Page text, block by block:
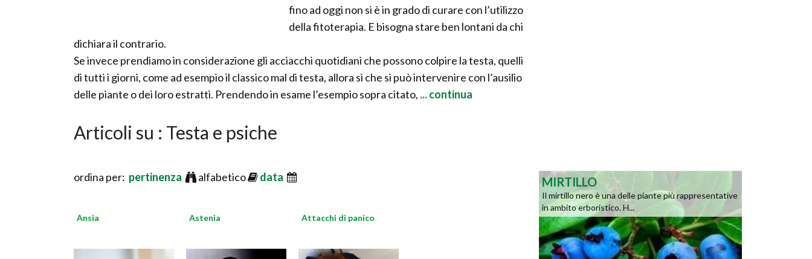
fino ad oggi non si è in grado di curare con l’utilizzo
della fitoterapia. E bisogna stare ben lontani da chi
dichiara il contrario.
Se invece prendiamo in considerazione gli acciacchi quotidiani che possono colpire la testa, quelli
di tutti i giorni, come ad esempio il classico mal di testa, allora sì che si può intervenire con l’ausilio
delle piante o dei loro estratti. Prendendo in esame l’esempio sopra citato, ... continua
Articoli su : Testa e psiche
ordina per: pertinenza alfabetico data
Ansia Astenia Attacchi di panico
MIRTILLO
Il mirtillo nero è una delle piante più rappresentative
in ambito erboristico. H...